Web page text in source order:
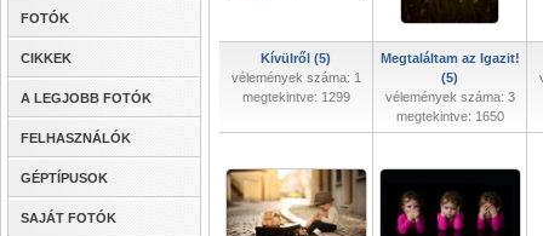
FOTÓK
CIKKEK
A LEGJOBB FOTÓK
FELHASZNÁLÓK
GÉPTÍPUSOK
SAJÁT FOTÓK
Kívülről (5)
vélemények száma: 1
megtekintve: 1299
Megtaláltam az Igazit!
(5)
vélemények száma: 3
megtekintve: 1650